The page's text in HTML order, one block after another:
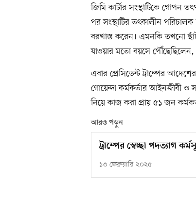
জিমি কার্টার সংস্থাটিকে গোপন
পর সংস্থাটির তৎকালীন
বরখাস্ত করেন। এমনকি তখনো
যাওয়ার মতো বয়সে পৌঁছেছিলেন,
এবার প্রেসিডেন্ট ট্রাম্পের
গোয়েন্দা কর্মকর্তার আইনজীবী ও
নিয়ে কাজ করা প্রায় ৫১ জন
আরও পড়ুন
ট্রাম্পের স্বেচ্ছা পদত্যাগ
১৩ ফেব্রুয়ারি ২০২৫